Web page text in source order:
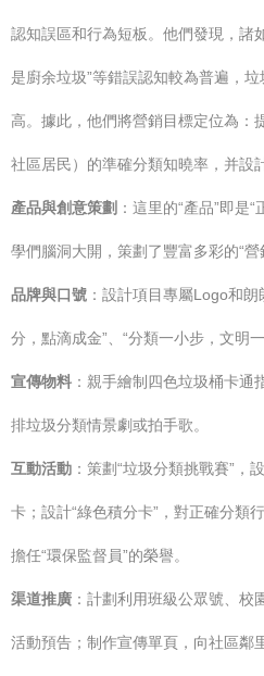
認知誤區和行為短板。他們發現，諸
是廚余垃圾”等錯誤認知較為普遍，
高。據此，他們將營銷目標定位為：
社區居民）的準確分類知曉率，并設
產品與創意策劃 ：這里的“產品”即是
學們腦洞大開，策劃了豐富多彩的“營
品牌與口號 ：設計項目專屬Logo和
分，點滴成金”、“分類一小步，文明
宣傳物料 ：親手繪制四色垃圾桶卡
排垃圾分類情景劇或拍手歌。
互動活動 ：策劃“垃圾分類挑戰賽”，
卡；設計“綠色積分卡”，對正確分類
擔任“環保監督員”的榮譽。
渠道推廣 ：計劃利用班級公眾號、
活動預告；制作宣傳單頁，向社區鄰